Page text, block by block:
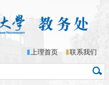
上理首页 联系我们